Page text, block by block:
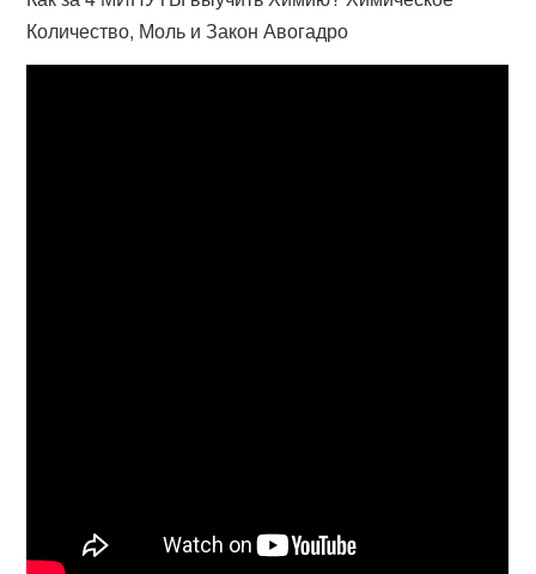
Количество, Моль и Закон Авогадро